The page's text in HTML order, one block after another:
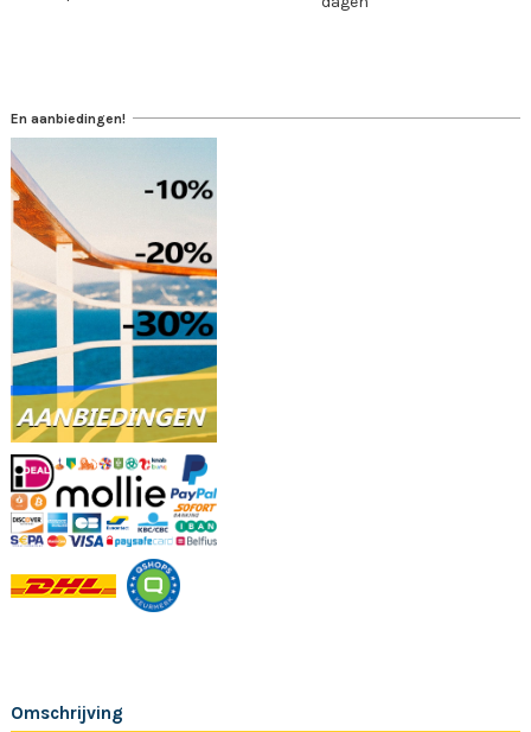
En aanbiedingen!
Omschrijving